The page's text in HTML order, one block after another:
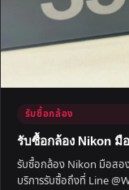
รับซื้อกล้อง
รับซื้อกล้อง Nikon มื
รับซื้อกล้อง Nikon มือสอง
บริการรับซื้อถึงที่ Line